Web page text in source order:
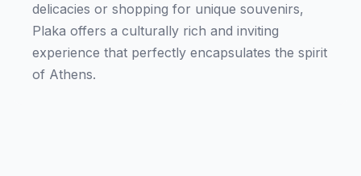
delicacies or shopping for unique souvenirs,
Plaka offers a culturally rich and inviting
experience that perfectly encapsulates the spirit
of Athens.